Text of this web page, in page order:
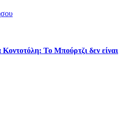
Το Μπούρτζι δεν είναι